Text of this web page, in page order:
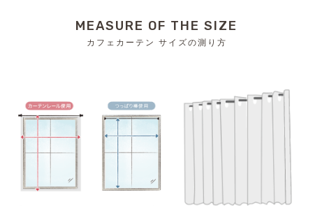
MEASURE OF THE SIZE
カフェカーテン サイズの測り方